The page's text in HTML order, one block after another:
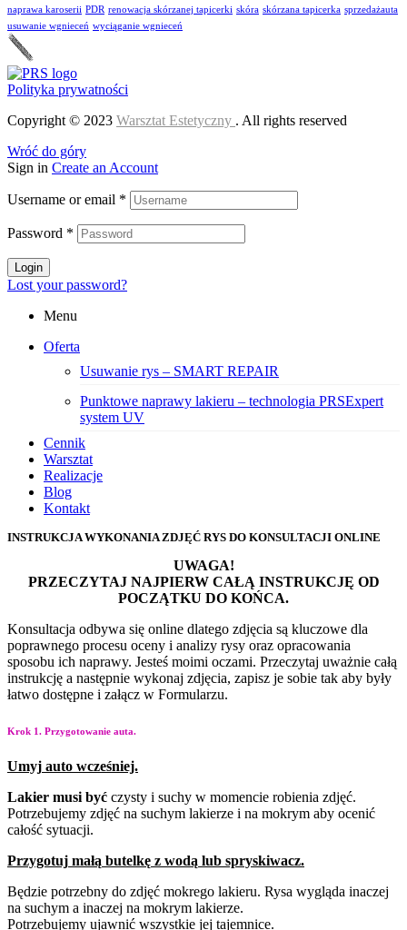
naprawa karoserii PDR renowacja skórzanej tapicerki skóra skórzana tapicerka sprzedażauta
usuwanie wgnieceń wyciąganie wgnieceń
Polityka prywatności
Copyright © 2023 Warsztat Estetyczny . All rights reserved
Wróć do góry
Sign in Create an Account
Username or email *
Password *
Login
Lost your password?
Menu
Oferta
Usuwanie rys – SMART REPAIR
Punktowe naprawy lakieru – technologia PRSExpert
system UV
Cennik
Warsztat
Realizacje
Blog
Kontakt
INSTRUKCJA WYKONANIA ZDJĘĆ RYS DO KONSULTACJI ONLINE
UWAGA!
PRZECZYTAJ NAJPIERW CAŁĄ INSTRUKCJĘ OD
POCZĄTKU DO KOŃCA.
Konsultacja odbywa się online dlatego zdjęcia są kluczowe dla
poprawnego procesu oceny i analizy rysy oraz opracowania
sposobu ich naprawy. Jesteś moimi oczami. Przeczytaj uważnie całą
instrukcję a następnie wykonaj zdjęcia, zapisz je sobie tak aby były
łatwo dostępne i załącz w Formularzu.
Krok 1. Przygotowanie auta.
Umyj auto wcześniej.
Lakier musi być czysty i suchy w momencie robienia zdjęć.
Potrzebujemy zdjęć na suchym lakierze i na mokrym aby ocenić
całość sytuacji.
Przygotuj małą butelkę z wodą lub spryskiwacz.
Będzie potrzebny do zdjęć mokrego lakieru. Rysa wygląda inaczej
na suchym a inaczej na mokrym lakierze.
Potrzebujemy ujawnić wszystkie jej tajemnice.